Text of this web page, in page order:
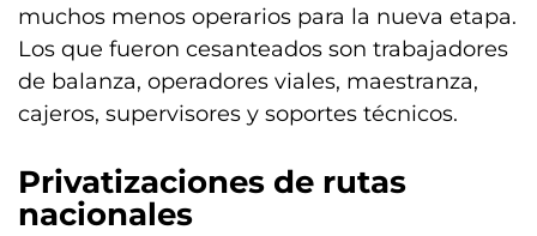
muchos menos operarios para la nueva etapa.
Los que fueron cesanteados son trabajadores
de balanza, operadores viales, maestranza,
cajeros, supervisores y soportes técnicos.
Privatizaciones de rutas
nacionales